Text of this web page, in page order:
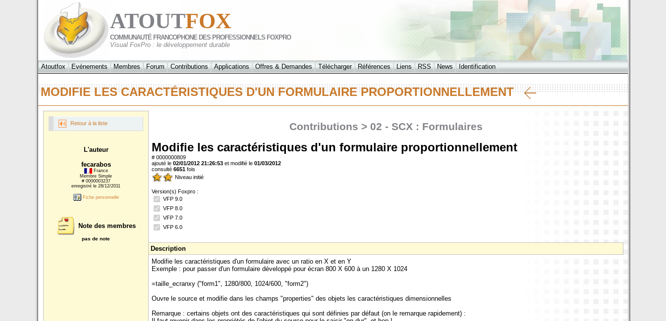
ATOUTFOX
COMMUNAUTÉ FRANCOPHONE DES PROFESSIONNELS FOXPRO
Visual FoxPro : le développement durable
Atoutfox Evénements Membres Forum Contributions Applications Offres & Demandes Télécharger Références Liens RSS News Identification
MODIFIE LES CARACTÉRISTIQUES D'UN FORMULAIRE PROPORTIONNELLEMENT
Retour à la liste
L'auteur
fecarabos
France
Membre Simple
# 0000003237
enregistré le 28/12/2011
Fiche personnelle
Note des membres
pas de note
Contributions > 02 - SCX : Formulaires
Modifie les caractéristiques d'un formulaire proportionnellement
# 0000000809
ajouté le 02/01/2012 21:26:53 et modifié le 01/03/2012
consulté 6651 fois
Niveau initié
Version(s) Foxpro :
VFP 9.0
VFP 8.0
VFP 7.0
VFP 6.0
Description
Modifie les caractéristiques d'un formulaire avec un ratio en X et en Y
Exemple : pour passer d'un formulaire développé pour écran 800 X 600 à un 1280 X 1024
=taille_ecranxy ("form1", 1280/800, 1024/600, "form2")
Ouvre le source et modifie dans les champs "properties" des objets les caractéristiques dimensionnelles
Remarque : certains objets ont des caractéristiques qui sont définies par défaut (on le remarque rapidement) :